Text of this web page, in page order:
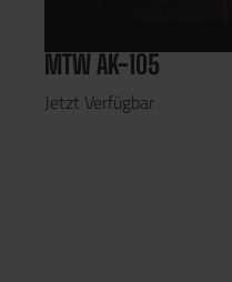
MTW AK-105
Jetzt Verfügbar